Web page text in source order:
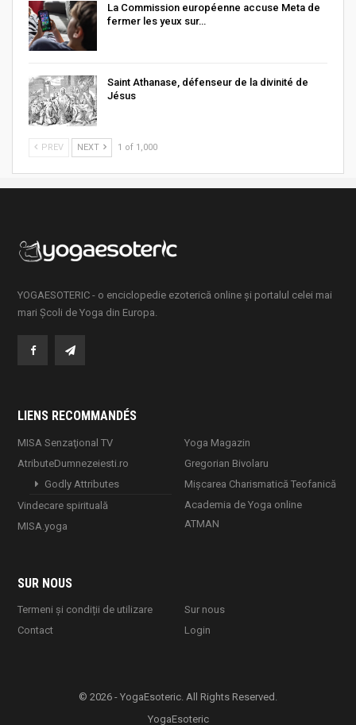
La Commission européenne accuse Meta de
fermer les yeux sur…
Saint Athanase, défenseur de la divinité de
Jésus
PREV NEXT 1 of 1,000
YOGAESOTERIC - o enciclopedie ezoterică online și portalul celei mai
mari Școli de Yoga din Europa.
LIENS RECOMMANDÉS
MISA Senzaţional TV
AtributeDumnezeiesti.ro
Godly Attributes
Vindecare spirituală
MISA.yoga
Yoga Magazin
Gregorian Bivolaru
Mișcarea Charismatică Teofanică
Academia de Yoga online
ATMAN
SUR NOUS
Termeni și condiții de utilizare
Contact
Sur nous
Login
© 2026 - YogaEsoteric. All Rights Reserved.
YogaEsoteric